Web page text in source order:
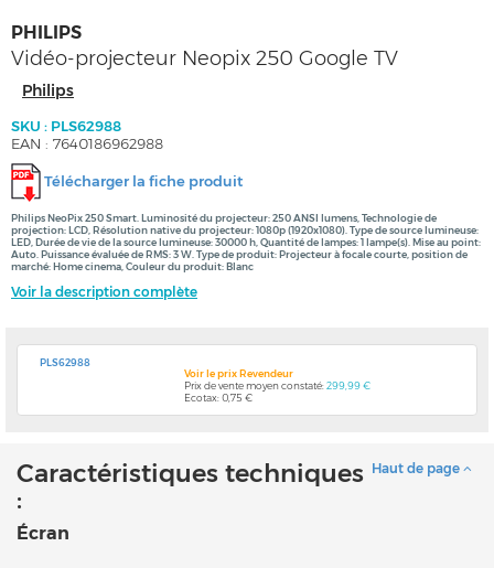
PHILIPS
Vidéo-projecteur Neopix 250 Google TV
Philips
SKU : PLS62988
EAN : 7640186962988
Télécharger la fiche produit
Philips NeoPix 250 Smart. Luminosité du projecteur: 250 ANSI lumens, Technologie de
projection: LCD, Résolution native du projecteur: 1080p (1920x1080). Type de source lumineuse:
LED, Durée de vie de la source lumineuse: 30000 h, Quantité de lampes: 1 lampe(s). Mise au point:
Auto. Puissance évaluée de RMS: 3 W. Type de produit: Projecteur à focale courte, position de
marché: Home cinema, Couleur du produit: Blanc
Voir la description complète
PLS62988
Voir le prix Revendeur
Prix de vente moyen constaté:299,99 €
Ecotax: 0,75 €
Haut de page
Caractéristiques techniques
:
Écran